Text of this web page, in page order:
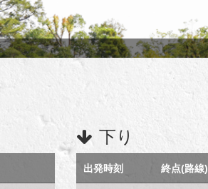
下り
出発時刻 終点(路線)